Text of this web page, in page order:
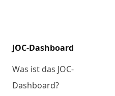
JOC-Dashboard
Was ist das JOC-
Dashboard?